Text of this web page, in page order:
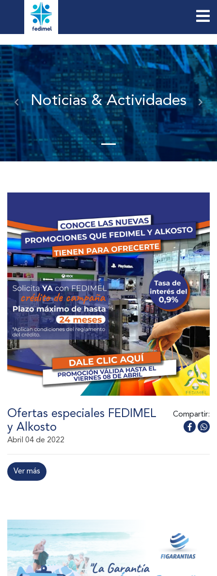
Noticias & Actividades
Previous Next
Ofertas especiales FEDIMEL
y Alkosto
Abril 04 de 2022
Compartir:
Ver más